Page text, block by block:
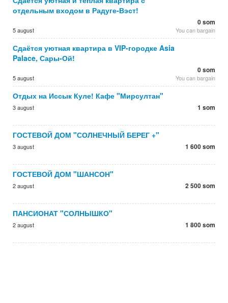
отдельным входом в Радуге-Вэст!
5 august
0 som
You can bargain
Сдаётся уютная квартира в VIP-городке Asia
Palace, Сары-Ой!
5 august
0 som
You can bargain
Отдых на Иссык Куле! Кафе "Мирсултан"
3 august 1 som
ГОСТЕВОЙ ДОМ "СОЛНЕЧНЫЙ БЕРЕГ +"
3 august 1 600 som
ГОСТЕВОЙ ДОМ "ШАНСОН"
2 august 2 500 som
ПАНСИОНАТ "СОЛНЫШКО"
2 august 1 800 som